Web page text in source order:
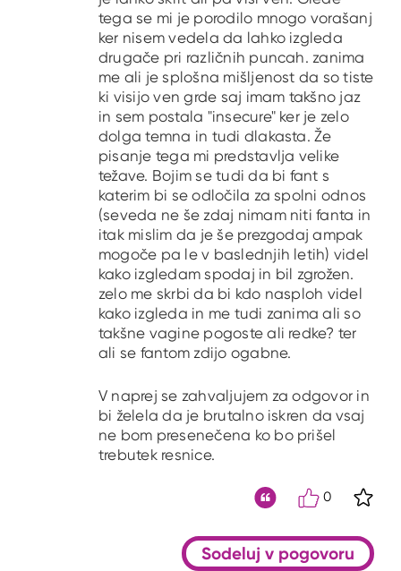
tega se mi je porodilo mnogo vorašanj
ker nisem vedela da lahko izgleda
drugače pri različnih puncah. zanima
me ali je splošna mišljenost da so tiste
ki visijo ven grde saj imam takšno jaz
in sem postala "insecure" ker je zelo
dolga temna in tudi dlakasta. Že
pisanje tega mi predstavlja velike
težave. Bojim se tudi da bi fant s
katerim bi se odločila za spolni odnos
(seveda ne še zdaj nimam niti fanta in
itak mislim da je še prezgodaj ampak
mogoče pa le v baslednjih letih) videl
kako izgledam spodaj in bil zgrožen.
zelo me skrbi da bi kdo nasploh videl
kako izgleda in me tudi zanima ali so
takšne vagine pogoste ali redke? ter
ali se fantom zdijo ogabne.
V naprej se zahvaljujem za odgovor in
bi želela da je brutalno iskren da vsaj
ne bom presenečena ko bo prišel
trebutek resnice.
0
Sodeluj v pogovoru